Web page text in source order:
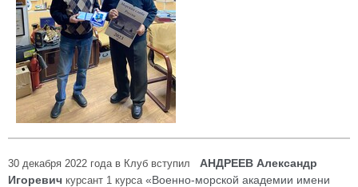
30 декабря 2022 года в Клуб вступил
АНДРЕЕВ Александр
Игоревич курсант 1 курса «Военно-морской академии имени